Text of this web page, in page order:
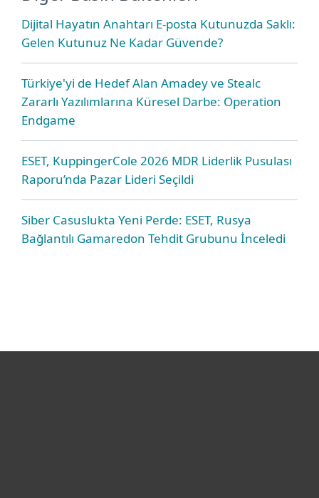
Dijital Hayatın Anahtarı E-posta Kutunuzda Saklı:
Gelen Kutunuz Ne Kadar Güvende?
Türkiye'yi de Hedef Alan Amadey ve Stealc
Zararlı Yazılımlarına Küresel Darbe: Operation
Endgame
ESET, KuppingerCole 2026 MDR Liderlik Pusulası
Raporu’nda Pazar Lideri Seçildi
Siber Casuslukta Yeni Perde: ESET, Rusya
Bağlantılı Gamaredon Tehdit Grubunu İnceledi